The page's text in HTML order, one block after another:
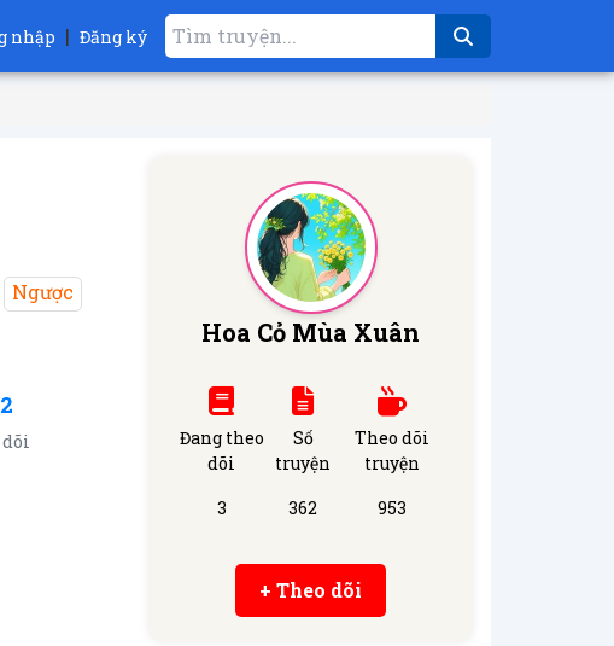
nhập | Đăng ký
Ngược
Hoa Cỏ Mùa Xuân
Đang theo
dõi
3
Số
truyện
362
Theo dõi
truyện
953
+ Theo dõi